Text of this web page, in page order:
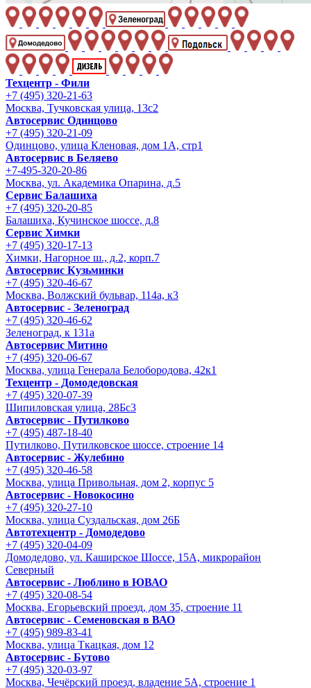
Техцентр - Фили
+7 (495) 320-21-63
Москва, Тучковская улица, 13с2
Автосервис Одинцово
+7 (495) 320-21-09
Одинцово, улица Кленовая, дом 1А, стр1
Автосервис в Беляево
+7-495-320-20-86
Москва, ул. Академика Опарина, д.5
Сервис Балашиха
+7 (495) 320-20-85
Балашиха, Кучинское шоссе, д.8
Сервис Химки
+7 (495) 320-17-13
Химки, Нагорное ш., д.2, корп.7
Автосервис Кузьминки
+7 (495) 320-46-67
Москва, Волжский бульвар, 114а, к3
Автосервис - Зеленоград
+7 (495) 320-46-62
Зеленоград, к 131а
Автосервис Митино
+7 (495) 320-06-67
Москва, улица Генерала Белобородова, 42к1
Техцентр - Домодедовская
+7 (495) 320-07-39
Шипиловская улица, 28Бс3
Автосервис - Путилково
+7 (495) 487-18-40
Путилково, Путилковское шоссе, строение 14
Автосервис - Жулебино
+7 (495) 320-46-58
Москва, улица Привольная, дом 2, корпус 5
Автосервис - Новокосино
+7 (495) 320-27-10
Москва, улица Суздальская, дом 26Б
Автотехцентр - Домодедово
+7 (495) 320-04-09
Домодедово, ул. Каширское Шоссе, 15А, микрорайон
Северный
Автосервис - Люблино в ЮВАО
+7 (495) 320-08-54
Москва, Егорьевский проезд, дом 35, строение 11
Автосервис - Семеновская в ВАО
+7 (495) 989-83-41
Москва, улица Ткацкая, дом 12
Автосервис - Бутово
+7 (495) 320-03-97
Москва, Чечёрский проезд, владение 5А, строение 1